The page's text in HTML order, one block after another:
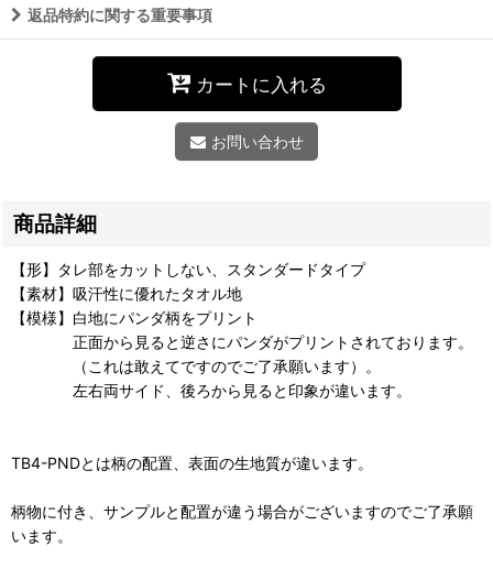
返品特約に関する重要事項
カートに入れる
お問い合わせ
商品詳細
【形】タレ部をカットしない、スタンダードタイプ
【素材】吸汗性に優れたタオル地
【模様】白地にパンダ柄をプリント
正面から見ると逆さにパンダがプリントされております。
（これは敢えてですのでご了承願います）。
左右両サイド、後ろから見ると印象が違います。
TB4-PNDとは柄の配置、表面の生地質が違います。
柄物に付き、サンプルと配置が違う場合がございますのでご了承願
います。